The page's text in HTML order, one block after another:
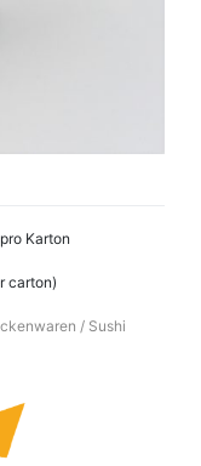
Karton
carton)
/ Sushi